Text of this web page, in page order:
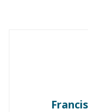
Ahuacatlán
Buena tarde